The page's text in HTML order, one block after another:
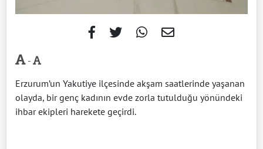
-
Erzurum’un Yakutiye ilçesinde akşam saatlerinde yaşanan
olayda, bir genç kadının evde zorla tutulduğu yönündeki
ihbar ekipleri harekete geçirdi.